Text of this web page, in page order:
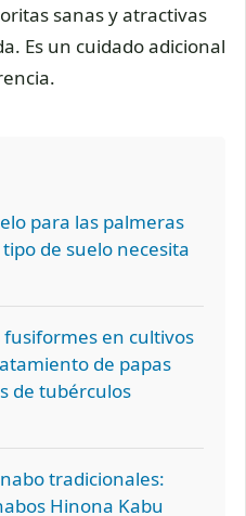
sanas y atractivas
Es un cuidado adicional
para las palmeras
de suelo necesita
fusiformes en cultivos
de papas
de tubérculos
tradicionales:
Hinona Kabu